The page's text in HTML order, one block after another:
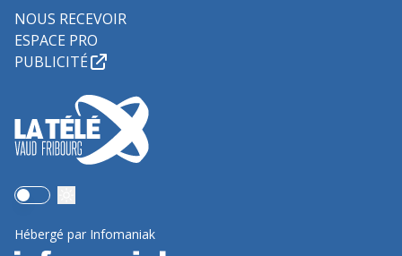
NOUS RECEVOIR
ESPACE PRO
PUBLICITÉ
Use setting
Hébergé par Infomaniak